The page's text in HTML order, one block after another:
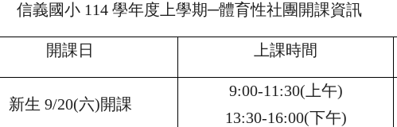
信義國小 114 學年度上學期─體育性社團開課資訊
開課日 上課時間
新生 9/20(六)開課
9:00-11:30( 上午)
13:30-16:00(下午)